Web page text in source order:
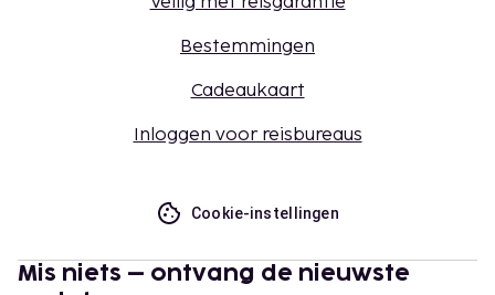
Bestemmingen
Cadeaukaart
Inloggen voor reisbureaus
Cookie-instellingen
Mis niets – ontvang de nieuwste